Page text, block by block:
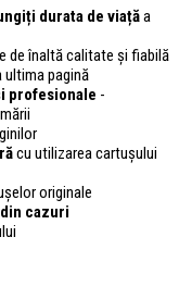
durata de viațăa
de înaltă calitate și fiabilă
ultima pagină
profesionale -
cu utilizarea cartușului
originale
cazuri